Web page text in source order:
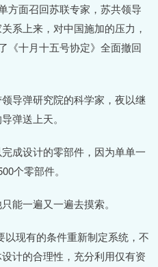
方面召回苏联专家，苏共领导
系上来，对中国施加的压力，
《十月十五号协定》全面撤回
导弹研究院的科学家，夜以继
弹送上天。
成设计的零部件，因为单单一
个零部件。
能一遍又一遍去摸索。
以现有的条件重新制定系统，不
计的合理性，充分利用仅有资